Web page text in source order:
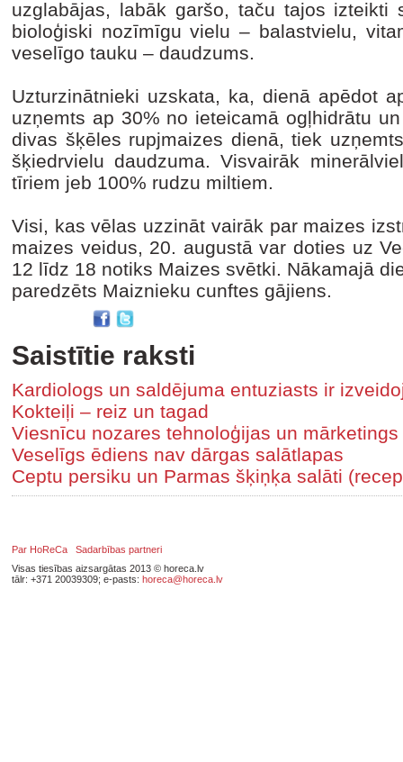
uzglabājas, labāk garšo, taču tajos izteikti
bioloģiski nozīmīgu vielu – balastvielu,
veselīgo tauku – daudzums.
Uzturzinātnieki uzskata, ka, dienā apēdot
uzņemts ap 30% no ieteicamā ogļhidrātu
divas šķēles rupjmaizes dienā, tiek
šķiedrvielu daudzuma. Visvairāk
tīriem jeb 100% rudzu miltiem.
Visi, kas vēlas uzzināt vairāk par maizes
maizes veidus, 20. augustā var doties uz
12 līdz 18 notiks Maizes svētki. Nākamajā
paredzēts Maiznieku cunftes gājiens.
Saistītie raksti
Kardiologs un saldējuma entuziasts ir
Kokteiļi – reiz un tagad
Viesnīcu nozares tehnoloģijas un
Veselīgs ēdiens nav dārgas salātlapas
Ceptu persiku un Parmas šķiņķa salāti
Par HoReCa
Sadarbības partneri
Visas tiesības aizsargātas 2013 © horeca.lv
tālr: +371 20039309; e-pasts: horeca@horeca.lv